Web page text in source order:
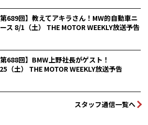
第689回】教えてアキラさん！MW的自動車ニ
ス 8/1（土） THE MOTOR WEEKLY放送予告
第688回】BMW上野社長がゲスト！
（土） THE MOTOR WEEKLY放送予告
スタッフ通信一覧へ